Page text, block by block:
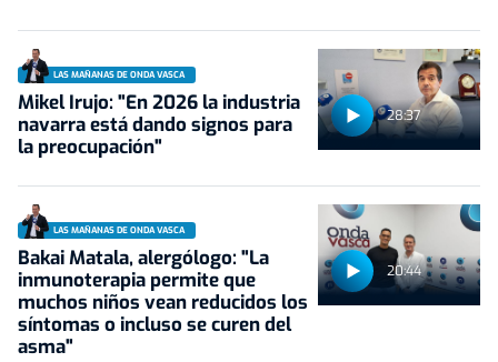
28:37
LAS MAÑANAS DE ONDA VASCA
Mikel Irujo: "En 2026 la industria
navarra está dando signos para
la preocupación"
20:44
LAS MAÑANAS DE ONDA VASCA
Bakai Matala, alergólogo: "La
inmunoterapia permite que
muchos niños vean reducidos los
síntomas o incluso se curen del
asma"